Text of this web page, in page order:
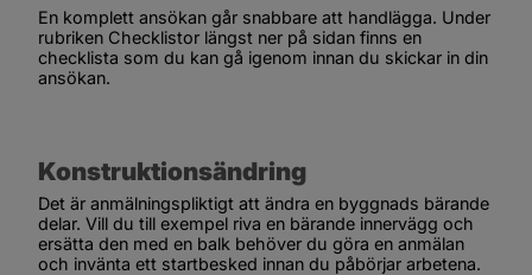
En komplett ansökan går snabbare att handlägga. Under
rubriken Checklistor längst ner på sidan finns en
checklista som du kan gå igenom innan du skickar in din
ansökan.
Konstruktionsändring
Det är anmälningspliktigt att ändra en byggnads bärande
delar. Vill du till exempel riva en bärande innervägg och
ersätta den med en balk behöver du göra en anmälan
och invänta ett startbesked innan du påbörjar arbetena.